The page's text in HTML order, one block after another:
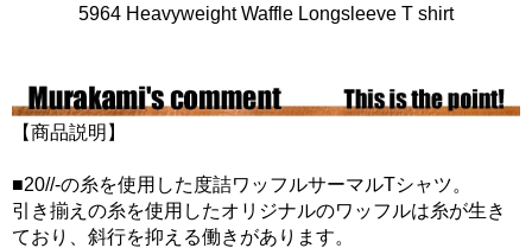
5964 Heavyweight Waffle Longsleeve T shirt
【商品説明】
■20//-の糸を使用した度詰ワッフルサーマルTシャツ。
引き揃えの糸を使用したオリジナルのワッフルは糸が生き
ており、斜行を抑える働きがあります。